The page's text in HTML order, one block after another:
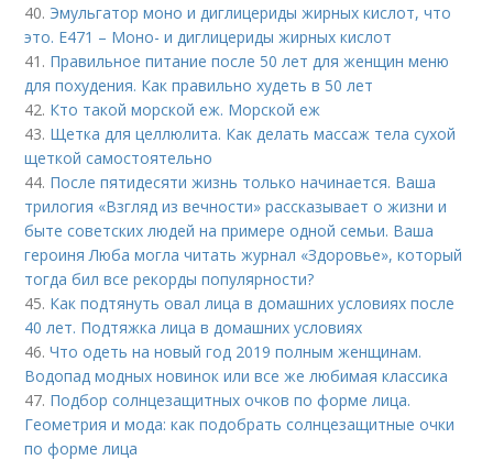
40. Эмульгатор моно и диглицериды жирных кислот, что
это. Е471 – Моно- и диглицериды жирных кислот
41. Правильное питание после 50 лет для женщин меню
для похудения. Как правильно худеть в 50 лет
42. Кто такой морской еж. Морской еж
43. Щетка для целлюлита. Как делать массаж тела сухой
щеткой самостоятельно
44. После пятидесяти жизнь только начинается. Ваша
трилогия «Взгляд из вечности» рассказывает о жизни и
быте советских людей на примере одной семьи. Ваша
героиня Люба могла читать журнал «Здоровье», который
тогда бил все рекорды популярности?
45. Как подтянуть овал лица в домашних условиях после
40 лет. Подтяжка лица в домашних условиях
46.Что одеть на новый год 2019 полным женщинам.
Водопад модных новинок или все же любимая классика
47. Подбор солнцезащитных очков по форме лица.
Геометрия и мода: как подобрать солнцезащитные очки
по форме лица